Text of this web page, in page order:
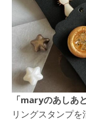
「maryのあしあと
リングスタンプ